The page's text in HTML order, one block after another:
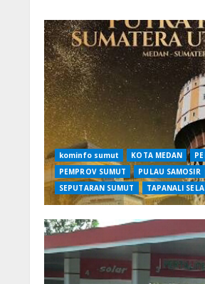
kominfo sumut KOTA MEDAN
PEMPROV SUMUT
PULAU SAMOSIR
SEPUTARAN SUMUT
TAPANALI